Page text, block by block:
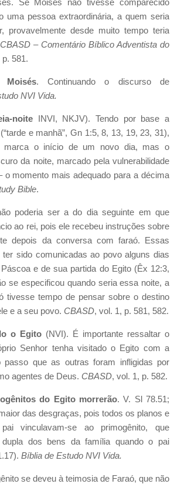
Se Moisés não tivesse comparecido
uma pessoa extraordinária, a quem seria
provavelmente desde muito tempo teria
CBASD – Comentário Bíblico Adventista do
p. 581.
Moisés. Continuando o discurso de
NVI Vida.
noite INVI, NKJV). Tendo por base a
e manhã”, Gn 1:5, 8, 13, 19, 23, 31),
marca o início de um novo dia, mas o
da noite, marcado pela vulnerabilidade
o momento mais adequado para a décima
Bible.
poderia ser a do dia seguinte em que
ao rei, pois ele recebeu instruções sobre
depois da conversa com faraó. Essas
sido comunicadas ao povo alguns dias
e de sua partida do Egito (Êx 12:3,
se especificou quando seria essa noite, a
tivesse tempo de pensar sobre o destino
e a seu povo. CBASD, vol. 1, p. 581, 582.
o Egito (NVI). É importante ressaltar o
Senhor tenha visitado o Egito com a
passo que as outras foram infligidas por
agentes de Deus. CBASD, vol. 1, p. 582.
do Egito morrerão. V. Sl 78.51;
das desgraças, pois todos os planos e
vinculavam-se ao primogênito, que
dupla dos bens da família quando o pai
Bíblia de Estudo NVI Vida.
se deveu à teimosia de Faraó, que não